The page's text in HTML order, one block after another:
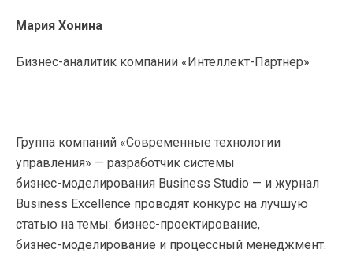
Мария Хонина
Бизнес-аналитик компании «Интеллект-Партнер»
Группа компаний «Современные технологии
управления» — разработчик системы
бизнес-моделирования Business Studio — и журнал
Business Excellence проводят конкурс на лучшую
статью на темы: бизнес-проектирование,
бизнес-моделирование и процессный менеджмент.